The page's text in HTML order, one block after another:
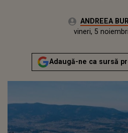
Autor:ANDREEA
Publicat:
vineri, 5
Adaugă-ne ca sursă